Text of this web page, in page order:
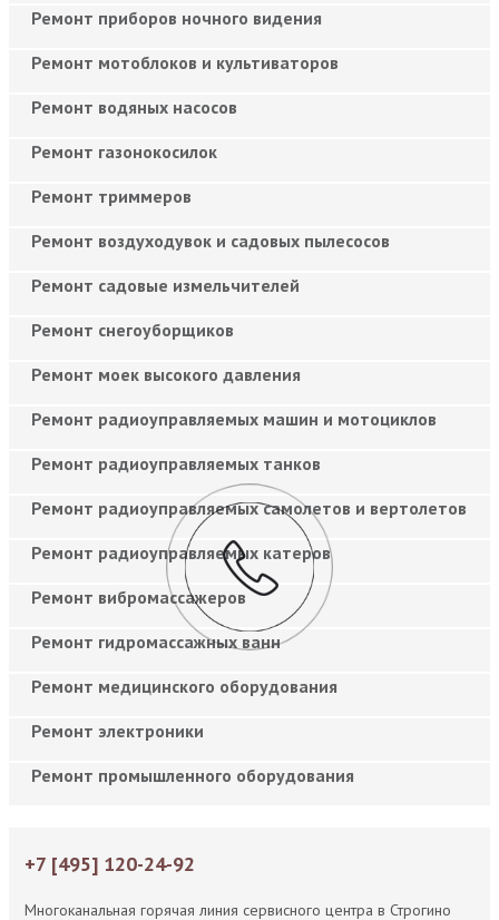
Ремонт приборов ночного видения
Ремонт мотоблоков и культиваторов
Ремонт водяных насосов
Ремонт газонокосилок
Ремонт триммеров
Ремонт воздуходувок и садовых пылесосов
Ремонт садовые измельчителей
Ремонт снегоуборщиков
Ремонт моек высокого давления
Ремонт радиоуправляемых машин и мотоциклов
Ремонт радиоуправляемых танков
Ремонт радиоуправляемых самолетов и вертолетов
Ремонт радиоуправляемых катеров
Ремонт вибромассажеров
Ремонт гидромассажных ванн
Ремонт медицинского оборудования
Ремонт электроники
Ремонт промышленного оборудования
+7 [495] 120-24-92
Многоканальная горячая линия сервисного центра в Строгино